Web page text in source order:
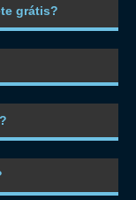
grátis?